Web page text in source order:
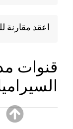
اعقد مقارنة